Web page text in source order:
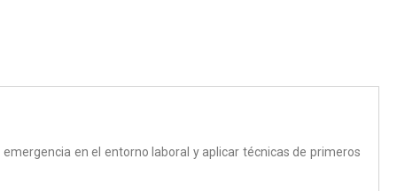
en el entorno laboral y aplicar técnicas de primeros